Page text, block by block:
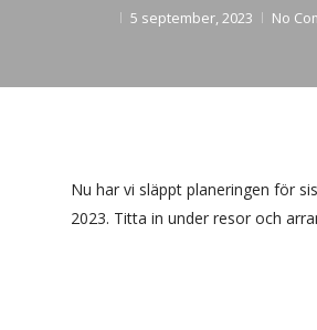
5 september, 2023
No
Nu har vi släppt planeringen för
2023. Titta in under resor och